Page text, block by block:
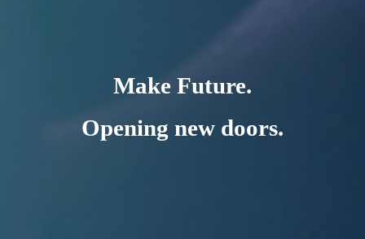
Make Future.
Opening new doors.